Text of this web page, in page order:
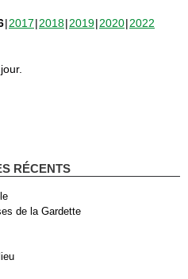
2017 2018 2019 2020 2022
RÉCENTS
de la Gardette